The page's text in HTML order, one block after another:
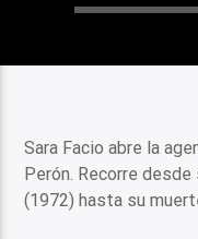
Sara Facio abre la
Perón. Recorre
(1972) hasta su